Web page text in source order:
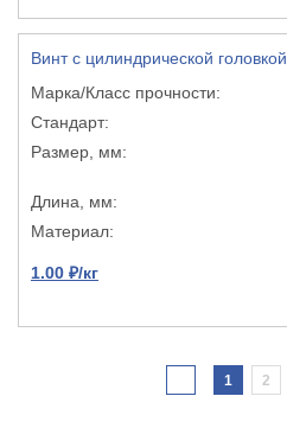
Винт с цилиндрической головкой
1.00 ₽/кг
1 2